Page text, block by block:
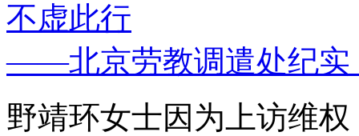
不虚此行
——北京劳教调遣处纪实
野靖环女士因为上访维